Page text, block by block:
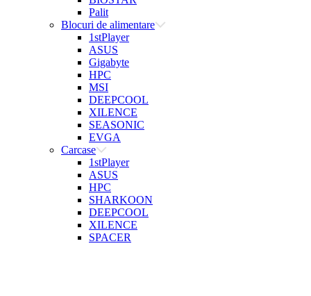
Palit
Blocuri de alimentare
1stPlayer
ASUS
Gigabyte
HPC
MSI
DEEPCOOL
XILENCE
SEASONIC
EVGA
Carcase
1stPlayer
ASUS
HPC
SHARKOON
DEEPCOOL
XILENCE
SPACER